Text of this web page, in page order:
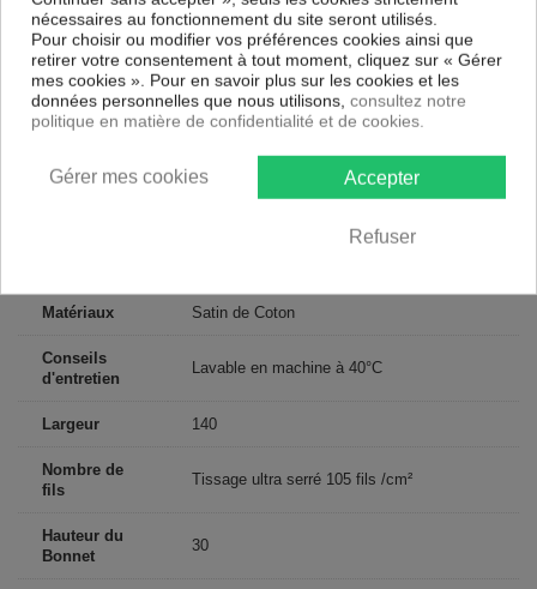
180 x 200 cm : 2 personnes
200 x 200 cm : 2 personnes
Contenu
1 drap housse 140x190 cm + bonnet 30
Descriptif technique
Matériaux Satin de Coton
Conseils
d'entretien
Lavable en machine à 40°C
Largeur 140
Nombre de
fils
Tissage ultra serré 105 fils /cm²
Hauteur du
Bonnet
30
nécessaires au fonctionnement du site seront utilisés.
Pour choisir ou modifier vos préférences cookies ainsi que
retirer votre consentement à tout moment, cliquez sur « Gérer
mes cookies ». Pour en savoir plus sur les cookies et les
données personnelles que nous utilisons, consultez notre
politique en matière de confidentialité et de cookies.
Accepter
Refuser
Gérer mes cookies